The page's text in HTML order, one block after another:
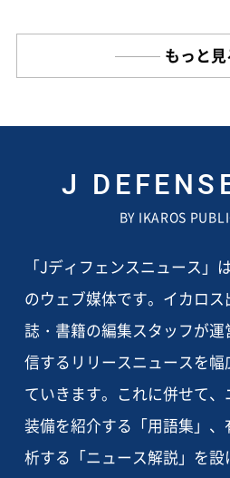
もっと見
J
BY IKAROS
「Jディフェンスニュース」
のウェブ媒体です。イカロ
誌・書籍の編集スタッフが
信するリリースニュースを
ていきます。これに併せて
装備を紹介する「用語集」
析する「ニュース解説」を